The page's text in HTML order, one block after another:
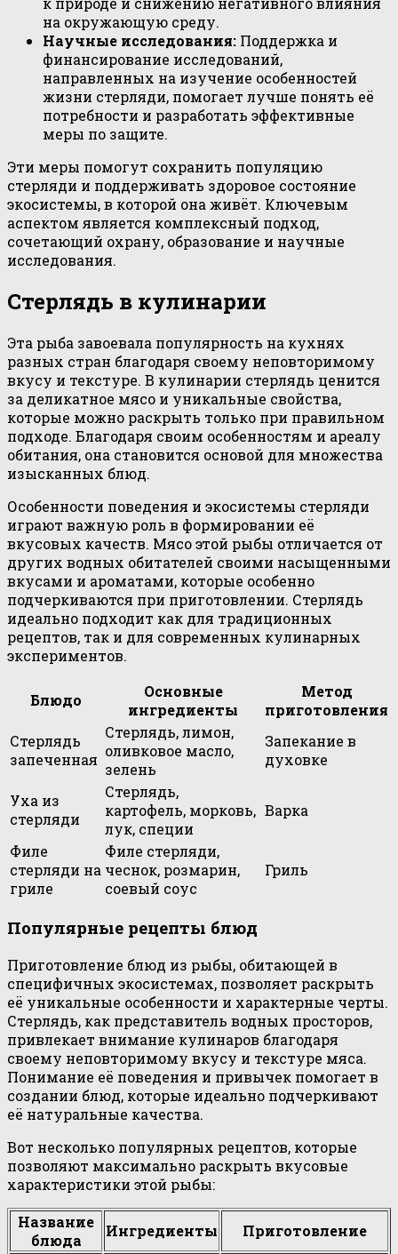
на окружающую среду.
Научные исследования: Поддержка и
финансирование исследований,
направленных на изучение особенностей
жизни стерляди, помогает лучше понять её
потребности и разработать эффективные
меры по защите.
Эти меры помогут сохранить популяцию
стерляди и поддерживать здоровое состояние
экосистемы, в которой она живёт. Ключевым
аспектом является комплексный подход,
сочетающий охрану, образование и научные
исследования.
Стерлядь в кулинарии
Эта рыба завоевала популярность на кухнях
разных стран благодаря своему неповторимому
вкусу и текстуре. В кулинарии стерлядь ценится
за деликатное мясо и уникальные свойства,
которые можно раскрыть только при правильном
подходе. Благодаря своим особенностям и ареалу
обитания, она становится основой для множества
изысканных блюд.
Особенности поведения и экосистемы стерляди
играют важную роль в формировании её
вкусовых качеств. Мясо этой рыбы отличается от
других водных обитателей своими насыщенными
вкусами и ароматами, которые особенно
подчеркиваются при приготовлении. Стерлядь
идеально подходит как для традиционных
рецептов, так и для современных кулинарных
экспериментов.
Блюдо
Основные
ингредиенты
Метод
приготовления
Стерлядь
запеченная
Стерлядь, лимон,
оливковое масло,
зелень
Запекание в
духовке
Уха из
стерляди
Стерлядь,
картофель, морковь,
лук, специи
Варка
Филе
стерляди на
гриле
Филе стерляди,
чеснок, розмарин,
соевый соус
Гриль
Популярные рецепты блюд
Приготовление блюд из рыбы, обитающей в
специфичных экосистемах, позволяет раскрыть
её уникальные особенности и характерные черты.
Стерлядь, как представитель водных просторов,
привлекает внимание кулинаров благодаря
своему неповторимому вкусу и текстуре мяса.
Понимание её поведения и привычек помогает в
создании блюд, которые идеально подчеркивают
её натуральные качества.
Вот несколько популярных рецептов, которые
позволяют максимально раскрыть вкусовые
характеристики этой рыбы:
Название
блюда
Ингредиенты Приготовление